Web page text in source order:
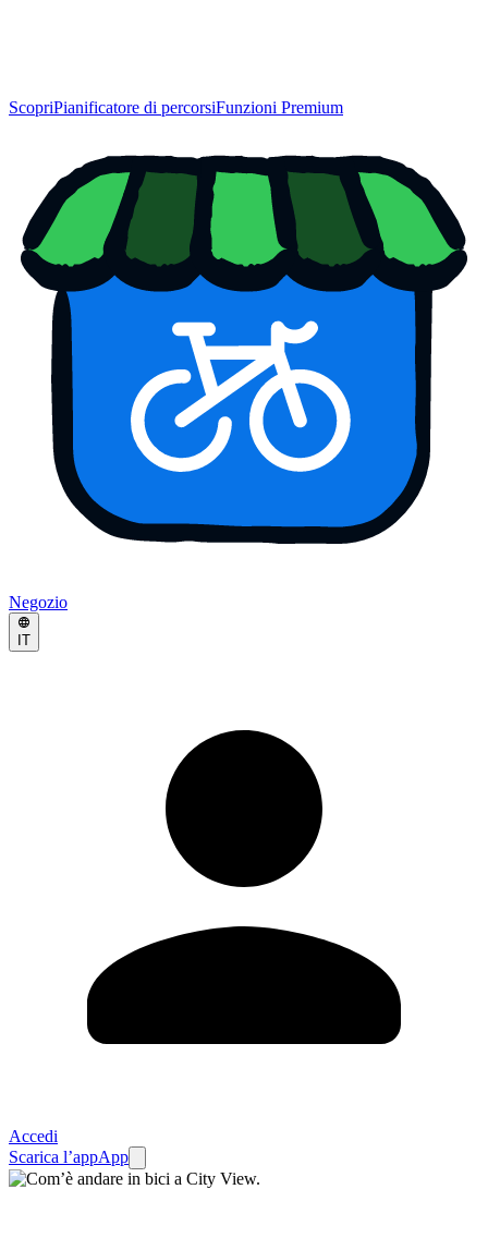
ScopriPianificatore di percorsiFunzioni Premium
Negozio
IT
Accedi
Scarica l’appApp